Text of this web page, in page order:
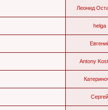
Леонид
helga
Antony
Сергей